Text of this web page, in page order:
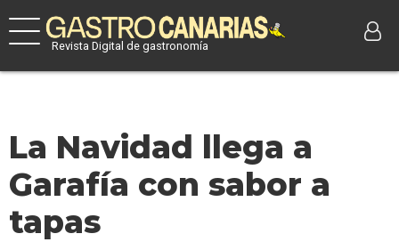
Revista Digital de gastronomía
La Navidad llega a
Garafía con sabor a
tapas